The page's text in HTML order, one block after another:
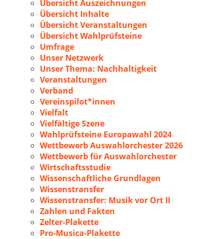
Übersicht Auszeichnungen
Übersicht Inhalte
Übersicht Veranstaltungen
Übersicht Wahlprüfsteine
Umfrage
Unser Netzwerk
Unser Thema: Nachhaltigkeit
Veranstaltungen
Verband
Vereinspilot*innen
Vielfalt
Vielfältige Szene
Wahlprüfsteine Europawahl 2024
Wettbewerb Auswahlorchester 2026
Wettbewerb für Auswahlorchester
Wirtschaftsstudie
Wissenschaftliche Grundlagen
Wissenstransfer
Wissenstransfer: Musik vor Ort II
Zahlen und Fakten
Zelter-Plakette
Pro-Musica-Plakette